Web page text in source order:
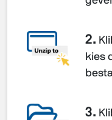
2.
kies
3.